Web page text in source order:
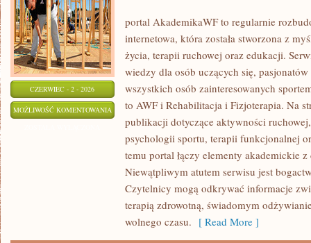
CZERWIEC - 2 - 2026
MOŻLIWOŚĆ KOMENTOWANIA PSYCHOLOGIA
SPORTU
portal AkademikaWF to regularnie
internetowa, która została stworzona z
życia, terapii ruchowej oraz edukacji.
wiedzy dla osób uczących się,
wszystkich osób zainteresowanych
to AWF i Rehabilitacja i Fizjoterapia. Na
publikacji dotyczące aktywności
psychologii sportu, terapii funkcjonalnej
temu portal łączy elementy akademickie
Niewątpliwym atutem serwisu jest
Czytelnicy mogą odkrywać informacje
terapią zdrowotną, świadomym
wolnego czasu. [ Read More ]